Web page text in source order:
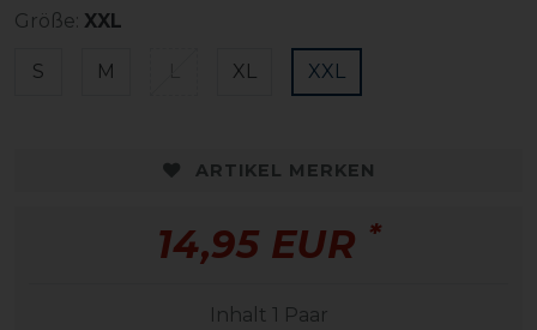
Größe: XXL
S M XL XXL
ARTIKEL MERKEN
14,95 EUR *
Inhalt 1 Paar